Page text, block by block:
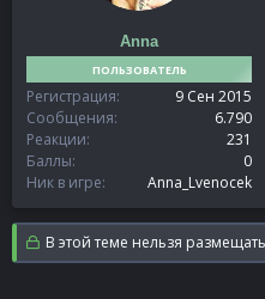
Anna
ПОЛЬЗОВАТЕЛЬ
Регистрация
9 Сен 2015
Сообщения
6.790
Реакции
231
Баллы
0
Ник в игре
Anna_Lvenocek
В этой теме нельзя